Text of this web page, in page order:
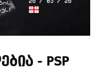
- PSP